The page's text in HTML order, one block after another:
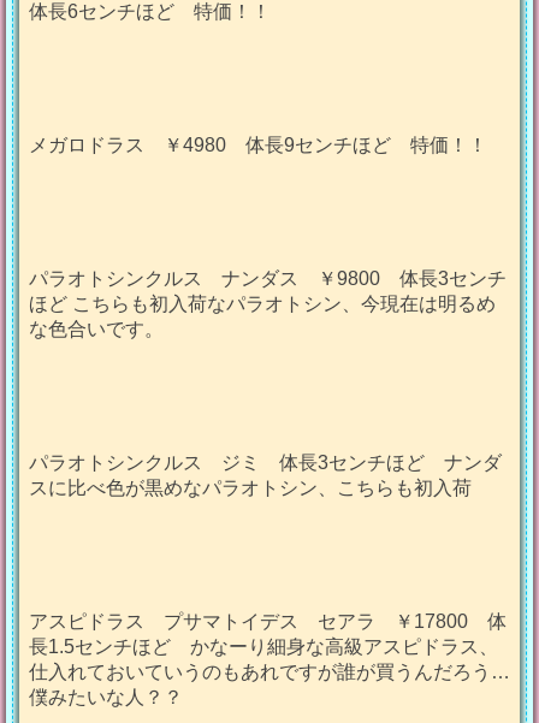
体長6センチほど 特価！！
メガロドラス ￥4980 体長9センチほど 特価！！
パラオトシンクルス ナンダス ￥9800 体長3センチ
ほど こちらも初入荷なパラオトシン、今現在は明るめ
な色合いです。
パラオトシンクルス ジミ 体長3センチほど ナンダ
スに比べ色が黒めなパラオトシン、こちらも初入荷
アスピドラス プサマトイデス セアラ ￥17800 体
長1.5センチほど かなーり細身な高級アスピドラス、
仕入れておいていうのもあれですが誰が買うんだろう…
僕みたいな人？？